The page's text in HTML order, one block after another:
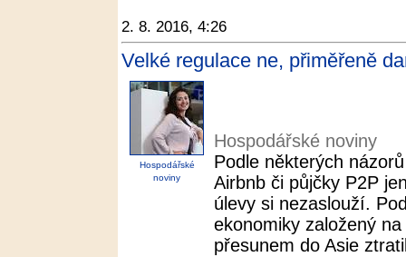
2. 8. 2016, 4:26
Velké regulace ne, přiměřeně
Hospodářské
noviny
Hospodářské noviny
Podle některých
Airbnb či půjčky P2P
úlevy si nezaslouží.
ekonomiky založený
přesunem do Asie